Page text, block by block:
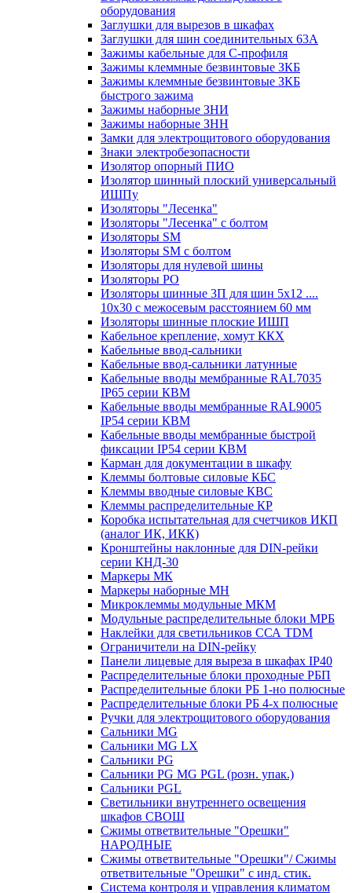
оборудования
Заглушки для вырезов в шкафах
Заглушки для шин соединительных 63А
Зажимы кабельные для С-профиля
Зажимы клеммные безвинтовые ЗКБ
Зажимы клеммные безвинтовые ЗКБ
быстрого зажима
Зажимы наборные ЗНИ
Зажимы наборные ЗНН
Замки для электрощитового оборудования
Знаки электробезопасности
Изолятор опорный ПИО
Изолятор шинный плоский универсальный
ИШПу
Изоляторы "Лесенка"
Изоляторы "Лесенка" с болтом
Изоляторы SM
Изоляторы SM c болтом
Изоляторы для нулевой шины
Изоляторы РО
Изоляторы шинные 3П для шин 5х12 ....
10х30 с межосевым расстоянием 60 мм
Изоляторы шинные плоские ИШП
Кабельное крепление, хомут ККХ
Кабельные ввод-сальники
Кабельные ввод-сальники латунные
Кабельные вводы мембранные RAL7035
IP65 серии КВМ
Кабельные вводы мембранные RAL9005
IP54 серии КВМ
Кабельные вводы мембранные быстрой
фиксации IP54 серии КВМ
Карман для документации в шкафу
Клеммы болтовые силовые КБС
Клеммы вводные силовые КВС
Клеммы распределительные КР
Коробка испытательная для счетчиков ИКП
(аналог ИК, ИКК)
Кронштейны наклонные для DIN-рейки
серии КНД-30
Маркеры МК
Маркеры наборные МН
Микроклеммы модульные МКМ
Модульные распределительные блоки МРБ
Наклейки для светильников ССА TDM
Ограничители на DIN-рейку
Панели лицевые для выреза в шкафах IP40
Распределительные блоки проходные РБП
Распределительные блоки РБ 1-но полюсные
Распределительные блоки РБ 4-х полюсные
Ручки для электрощитового оборудования
Сальники MG
Сальники MG LX
Сальники PG
Сальники PG MG PGL (розн. упак.)
Сальники PGL
Светильники внутреннего освещения
шкафов СВОШ
Сжимы ответвительные "Орешки"
НАРОДНЫЕ
Сжимы ответвительные "Орешки"/ Сжимы
ответвительные "Орешки" с инд. стик.
Система контроля и управления климатом